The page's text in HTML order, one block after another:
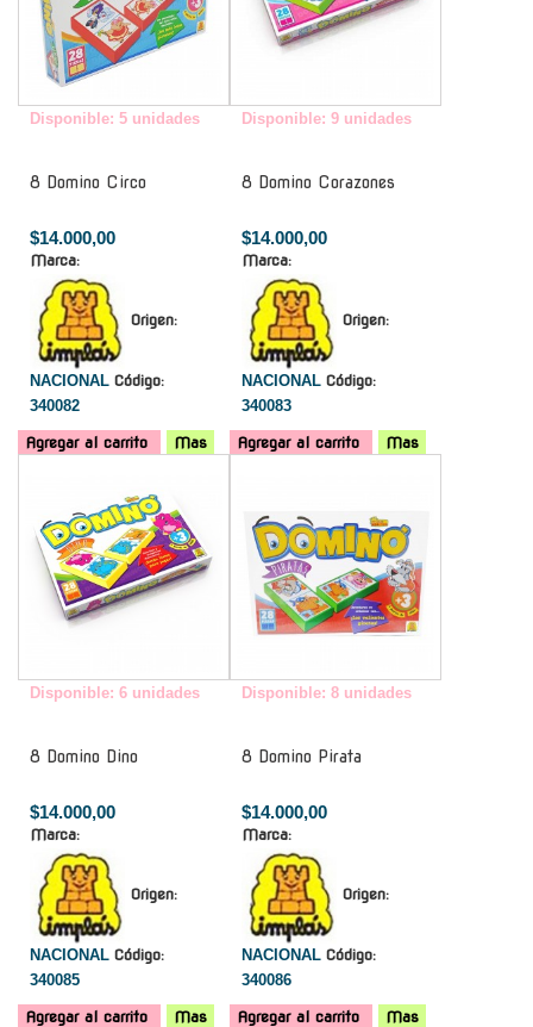
Disponible: 5 unidades
8 Domino Circo
$14.000,00
Marca:
Origen:
NACIONAL Código:
340082
Agregar al carrito Mas
Disponible: 9 unidades
8 Domino Corazones
$14.000,00
Marca:
Origen:
NACIONAL Código:
340083
Agregar al carrito
Mas
Disponible: 6 unidades
8 Domino Dino
$14.000,00
Marca:
Origen:
NACIONAL Código:
340085
Agregar al carrito Mas
Disponible: 8 unidades
8 Domino Pirata
$14.000,00
Marca:
Origen:
NACIONAL Código:
340086
Agregar al carrito
Mas